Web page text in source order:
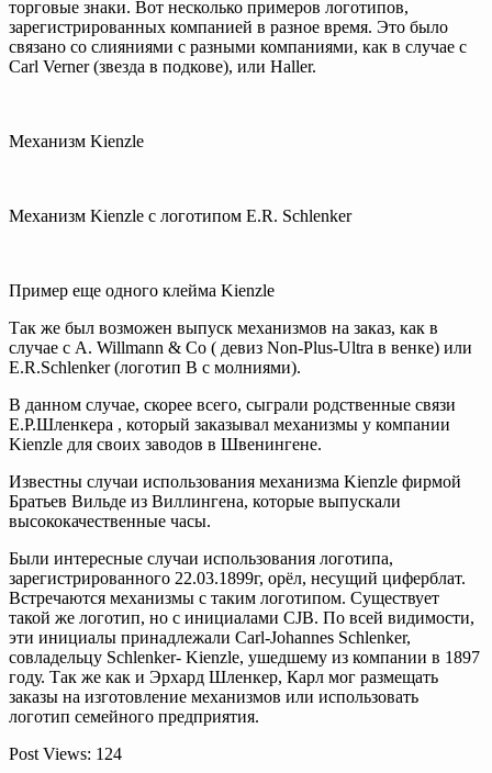
торговые знаки. Вот несколько примеров логотипов,
зарегистрированных компанией в разное время. Это было
связано со слияниями с разными компаниями, как в случае с
Carl Verner (звезда в подкове), или Haller.
Механизм Kienzle
Механизм Kienzle с логотипом E.R. Schlenker
Пример еще одного клейма Kienzle
Так же был возможен выпуск механизмов на заказ, как в
случае с A. Willmann & Co ( девиз Non-Plus-Ultra в венке) или
E.R.Schlenker (логотип В с молниями).
В данном случае, скорее всего, сыграли родственные связи
Е.Р.Шленкера , который заказывал механизмы у компании
Kienzle для своих заводов в Швенингене.
Известны случаи использования механизма Kienzle фирмой
Братьев Вильде из Виллингена, которые выпускали
высококачественные часы.
Были интересные случаи использования логотипа,
зарегистрированного 22.03.1899г, орёл, несущий циферблат.
Встречаются механизмы с таким логотипом. Существует
такой же логотип, но с инициалами CJB. По всей видимости,
эти инициалы принадлежали Carl-Johannes Schlenker,
совладельцу Schlenker- Kienzle, ушедшему из компании в 1897
году. Так же как и Эрхард Шленкер, Карл мог размещать
заказы на изготовление механизмов или использовать
логотип семейного предприятия.
Post Views: 124